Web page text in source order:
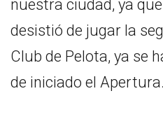
nuestra ciudad, ya
desistió de jugar la
Club de Pelota, ya se
de iniciado el Apertura.